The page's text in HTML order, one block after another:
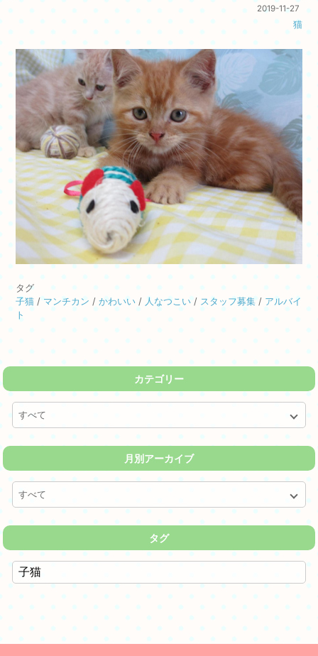
2019-11-27
猫
タグ
子猫/ マンチカン / かわいい/ 人なつこい/ スタッフ募集/ アルバイ
ト
カテゴリー
すべて
月別アーカイブ
すべて
タグ